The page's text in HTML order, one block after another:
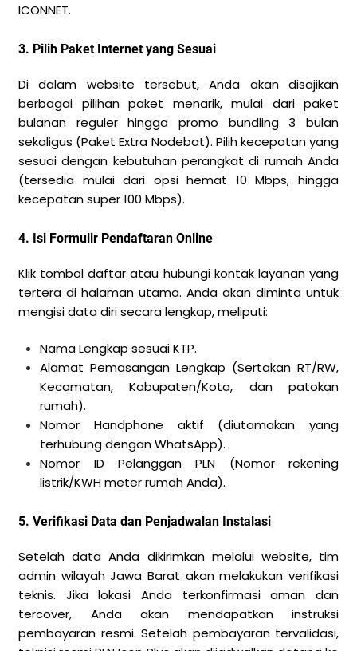
ICONNET.
3. Pilih Paket Internet yang Sesuai
Di dalam website tersebut, Anda akan disajikan
berbagai pilihan paket menarik, mulai dari paket
bulanan reguler hingga promo bundling 3 bulan
sekaligus (Paket Extra Nodebat). Pilih kecepatan yang
sesuai dengan kebutuhan perangkat di rumah Anda
(tersedia mulai dari opsi hemat 10 Mbps, hingga
kecepatan super 100 Mbps).
4. Isi Formulir Pendaftaran Online
Klik tombol daftar atau hubungi kontak layanan yang
tertera di halaman utama. Anda akan diminta untuk
mengisi data diri secara lengkap, meliputi:
Nama Lengkap sesuai KTP.
Alamat Pemasangan Lengkap (Sertakan RT/RW,
Kecamatan, Kabupaten/Kota, dan patokan
rumah).
Nomor Handphone aktif (diutamakan yang
terhubung dengan WhatsApp).
Nomor ID Pelanggan PLN (Nomor rekening
listrik/KWH meter rumah Anda).
5. Verifikasi Data dan Penjadwalan Instalasi
Setelah data Anda dikirimkan melalui website, tim
admin wilayah Jawa Barat akan melakukan verifikasi
teknis. Jika lokasi Anda terkonfirmasi aman dan
tercover, Anda akan mendapatkan instruksi
pembayaran resmi. Setelah pembayaran tervalidasi,